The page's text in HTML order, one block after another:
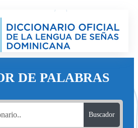
DE PALABRAS
Buscador